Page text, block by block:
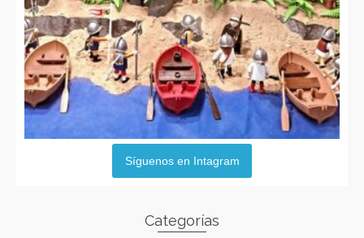
Síguenos en Intagram
Categorías